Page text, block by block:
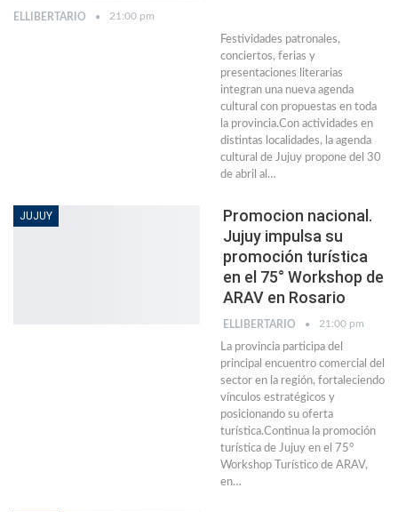
ELLIBERTARIO 21:00 pm
Festividades patronales,
conciertos, ferias y
presentaciones literarias
integran una nueva agenda
cultural con propuestas en toda
la provincia.Con actividades en
distintas localidades, la agenda
cultural de Jujuy propone del 30
de abril al…
JUJUY
Promocion nacional.
Jujuy impulsa su
promoción turística
en el 75° Workshop de
ARAV en Rosario
ELLIBERTARIO 21:00 pm
La provincia participa del
principal encuentro comercial del
sector en la región, fortaleciendo
vínculos estratégicos y
posicionando su oferta
turística.Continua la promoción
turística de Jujuy en el 75°
Workshop Turístico de ARAV,
en…